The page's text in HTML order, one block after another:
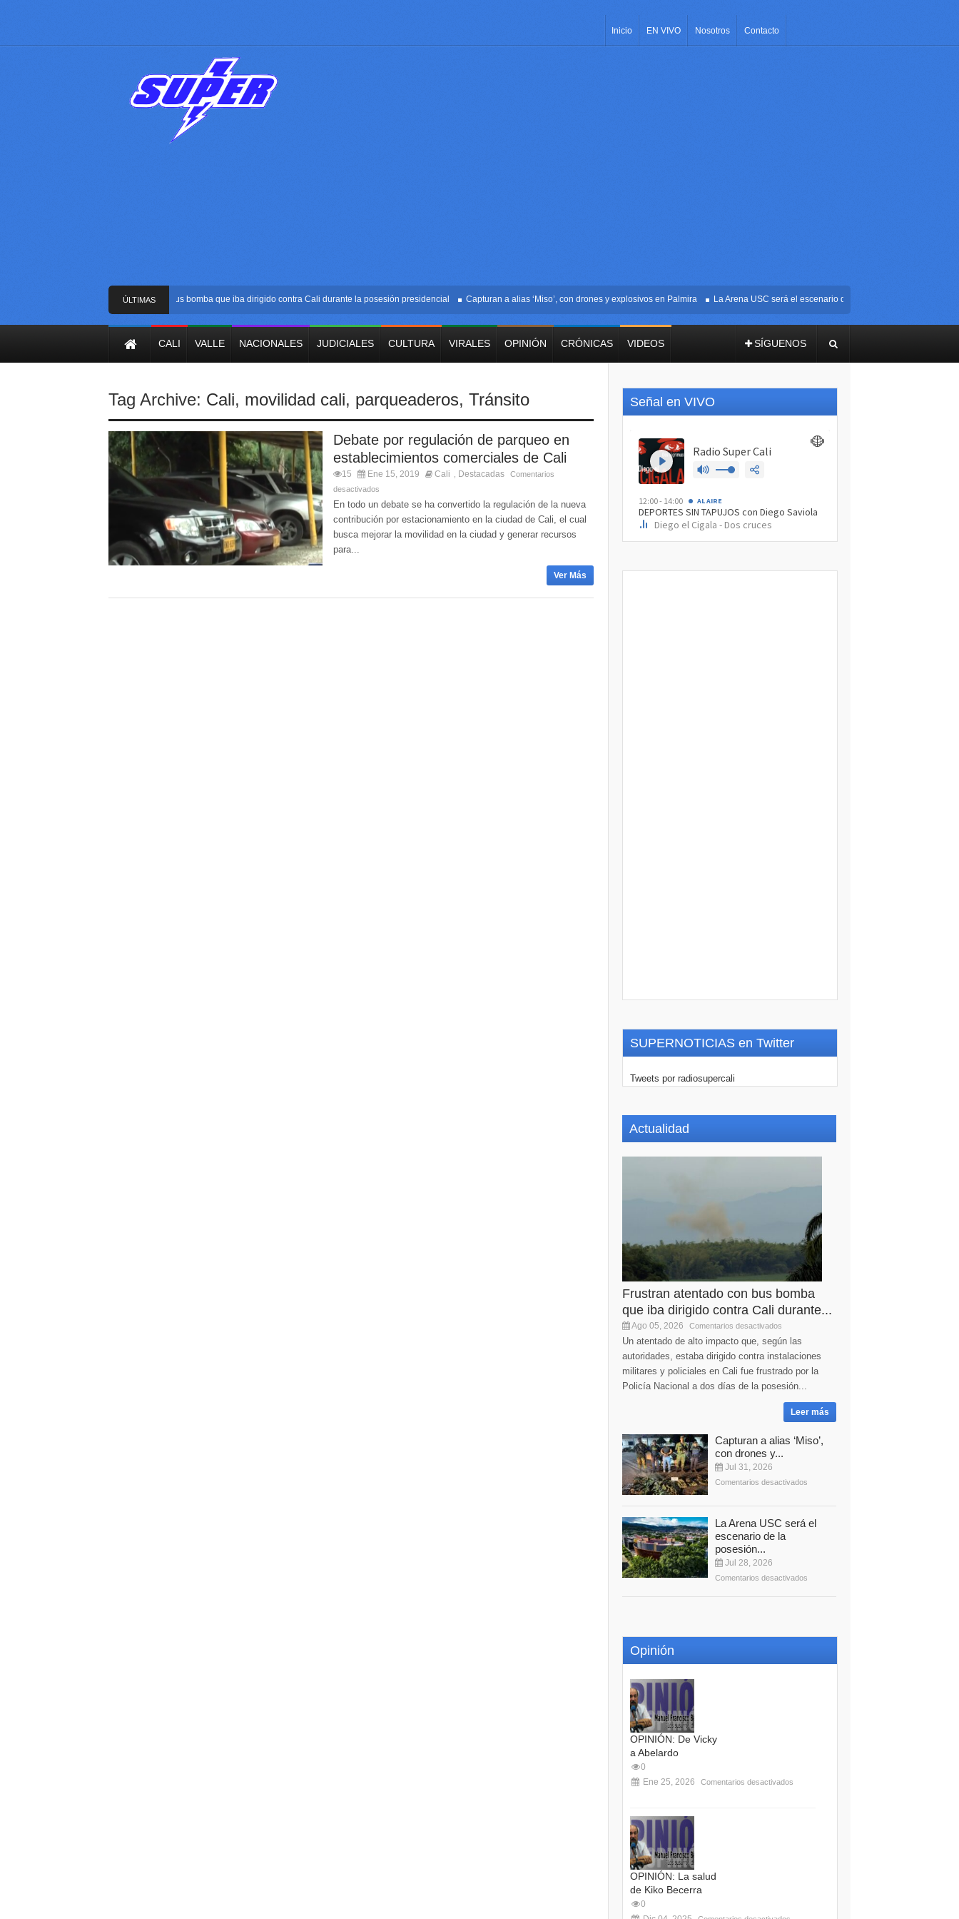
Inicio EN VIVO Nosotros Contacto
ÚLTIMAS
NOTICIAS
Frustran atentado con bus bomba que iba dirigido contra Cali durante la posesión presidencial Capturan a alias ‘Miso’, con drones y explosivos en Palmira La Arena USC será el escenario de la posesión presidencial de
CALI VALLE NACIONALES JUDICIALES CULTURA VIRALES OPINIÓN CRÓNICAS VIDEOS SÍGUENOS
Tag Archive: Cali, movilidad cali, parqueaderos, Tránsito
Debate por regulación de parqueo en
establecimientos comerciales de Cali
15 Ene 15, 2019 Cali Destacadas
Comentarios
desactivados
En todo un debate se ha convertido la regulación de la nueva
contribución por estacionamiento en la ciudad de Cali, el cual
busca mejorar la movilidad en la ciudad y generar recursos
para...
Ver Más
Señal en VIVO
SUPERNOTICIAS en Twitter
Tweets por radiosupercali
Actualidad
Frustran atentado con bus bomba
que iba dirigido contra Cali durante...
Ago 05, 2026 Comentarios desactivados
Un atentado de alto impacto que, según las
autoridades, estaba dirigido contra instalaciones
militares y policiales en Cali fue frustrado por la
Policía Nacional a dos días de la posesión...
Leer más
Capturan a alias ‘Miso’,
con drones y...
Jul 31, 2026
Comentarios desactivados
La Arena USC será el
escenario de la
posesión...
Jul 28, 2026
Comentarios desactivados
Opinión
OPINIÓN: De Vicky
a Abelardo
0
Ene 25, 2026
Comentarios desactivados
OPINIÓN: La salud
de Kiko Becerra
0